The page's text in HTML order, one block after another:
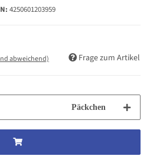
4250601203959
abweichend) Frage zum Artikel
Päckchen